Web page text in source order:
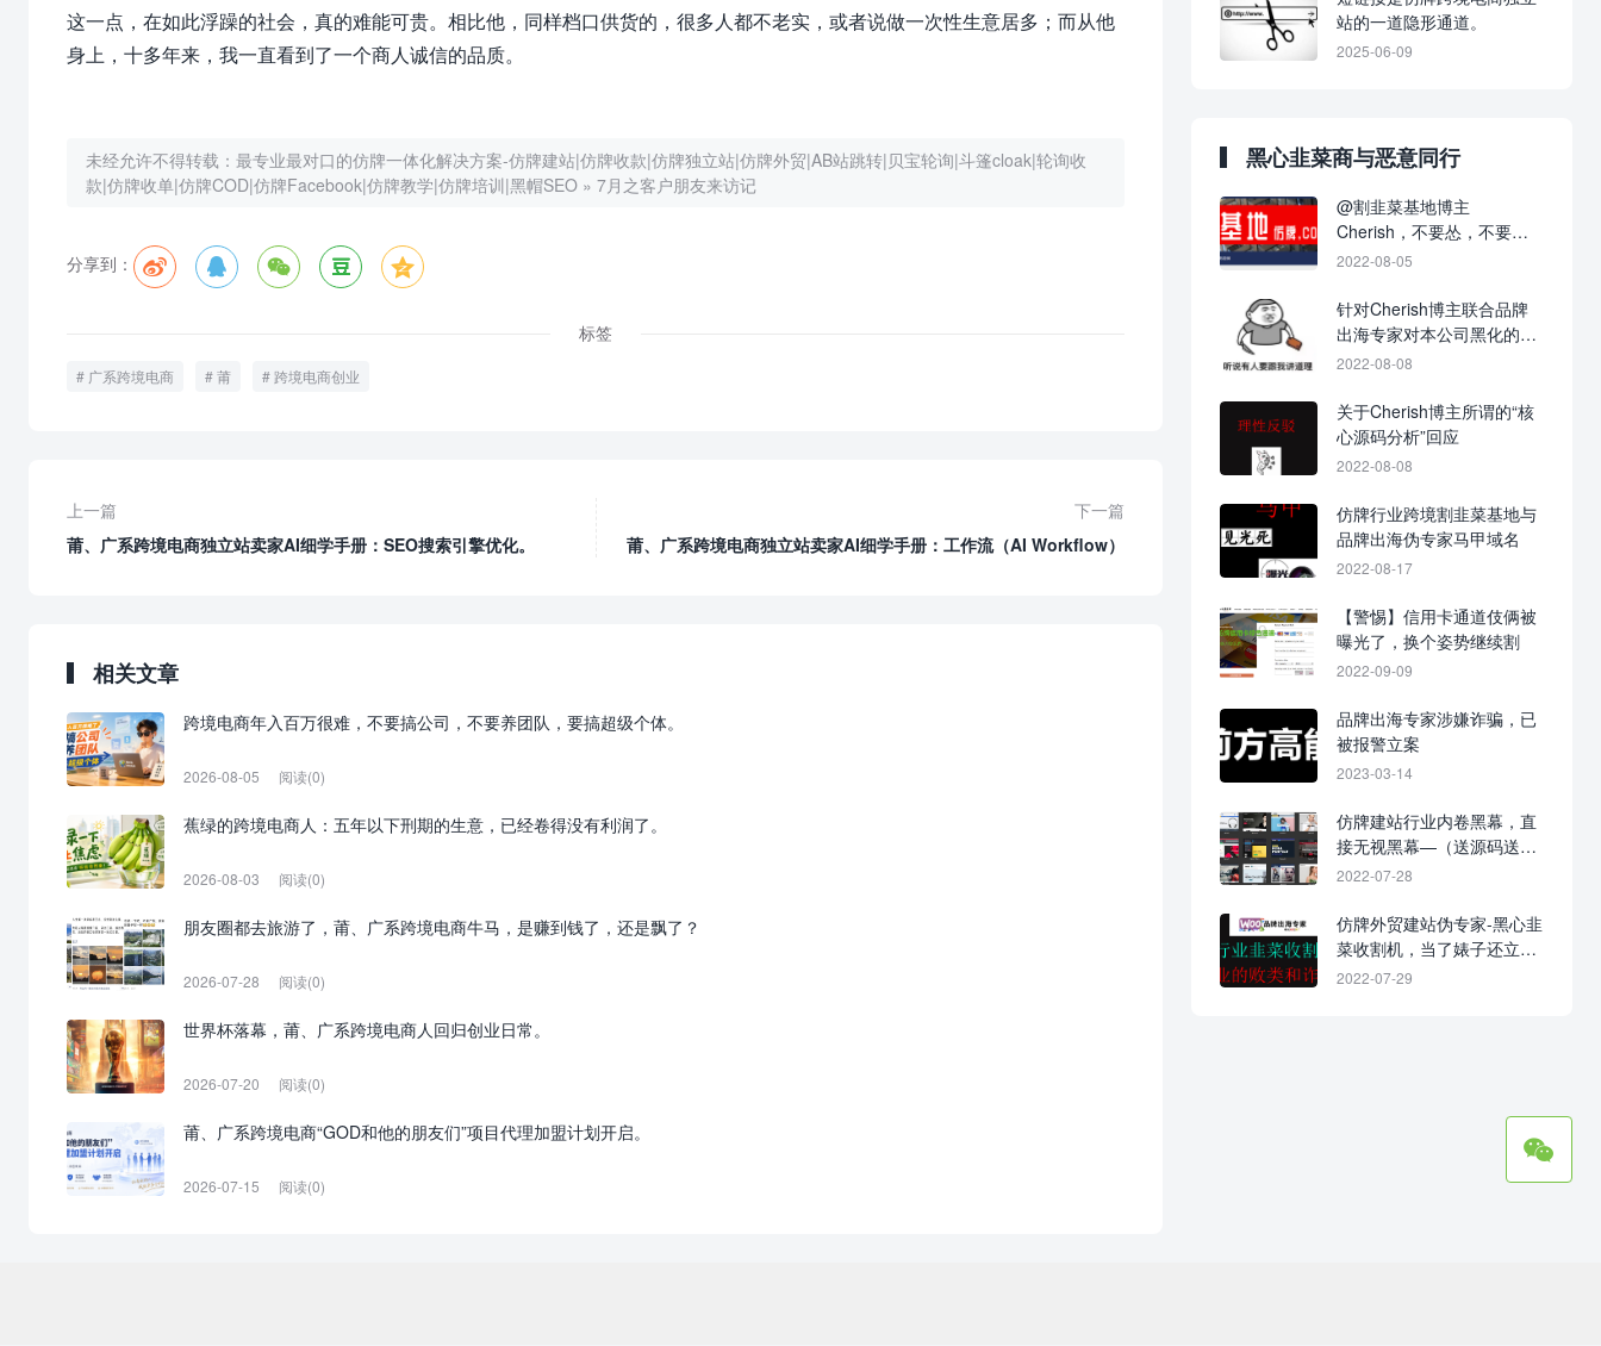
这一点，在如此浮躁的社会，真的难能可贵。相比他，同样档口供货的，很多人都不老实，或者说做一次性生意居多；而从他
身上，十多年来，我一直看到了一个商人诚信的品质。
未经允许不得转载： 最专业最对口的仿牌一体化解决方案-仿牌建站|仿牌收款|仿牌独立站|仿牌外贸|AB站跳转|贝宝轮询|斗篷cloak|轮询收
款|仿牌收单|仿牌COD|仿牌Facebook|仿牌教学|仿牌培训|黑帽SEO » 7月之客户朋友来访记
分享到：     
标签
广系跨境电商 莆 跨境电商创业
上一篇
莆、广系跨境电商独立站卖家AI细学手册：SEO搜索引擎优化。
下一篇
莆、广系跨境电商独立站卖家AI细学手册：工作流（AI Workflow）
相关文章
跨境电商年入百万很难，不要搞公司，不要养团队，要搞超级个体。
2026-08-05 阅读(0)
蕉绿的跨境电商人：五年以下刑期的生意，已经卷得没有利润了。
2026-08-03 阅读(0)
朋友圈都去旅游了，莆、广系跨境电商牛马，是赚到钱了，还是飘了？
2026-07-28 阅读(0)
世界杯落幕，莆、广系跨境电商人回归创业日常。
2026-07-20 阅读(0)
莆、广系跨境电商“GOD和他的朋友们”项目代理加盟计划开启。
2026-07-15 阅读(0)
站的一道隐形通道。
2025-06-09
黑心韭菜商与恶意同行
@割韭菜基地博主
Cherish，不要怂，不要不
回应，不要当缩头乌龟！
2022-08-05
针对Cherish博主联合品牌
出海专家对本公司黑化的战
争进展图
2022-08-08
关于Cherish博主所谓的“核
心源码分析”回应
2022-08-08
仿牌行业跨境割韭菜基地与
品牌出海伪专家马甲域名
2022-08-17
【警惕】信用卡通道伎俩被
曝光了，换个姿势继续割
2022-09-09
品牌出海专家涉嫌诈骗，已
被报警立案
2023-03-14
仿牌建站行业内卷黑幕，直
接无视黑幕—（送源码送站
送数据！0元入行，建站不
2022-07-28
仿牌外贸建站伪专家-黑心韭
菜收割机，当了婊子还立牌
坊！
2022-07-29
